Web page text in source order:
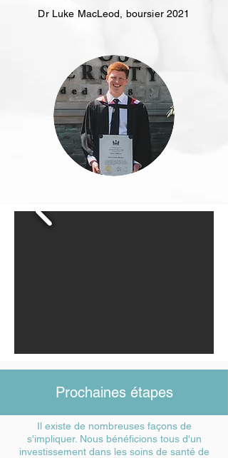
Dr Luke MacLeod, boursier 2021
Prochaines étapes
Il existe de nombreuses façons de
s'impliquer. Nous bénéficions tous d'un
investissement dans les soins de santé de